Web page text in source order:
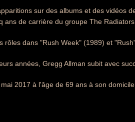
sur des albums et des vidéos
ans de carrière du groupe The
rôles dans "Rush Week" (1989) et
années, Gregg Allman subit avec
2017 à l'âge de 69 ans à son